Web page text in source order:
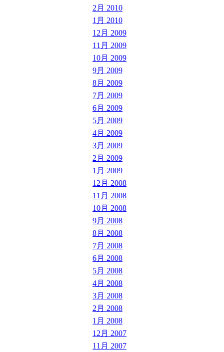
2月 2010
1月 2010
12月 2009
11月 2009
10月 2009
9月 2009
8月 2009
7月 2009
6月 2009
5月 2009
4月 2009
3月 2009
2月 2009
1月 2009
12月 2008
11月 2008
10月 2008
9月 2008
8月 2008
7月 2008
6月 2008
5月 2008
4月 2008
3月 2008
2月 2008
1月 2008
12月 2007
11月 2007